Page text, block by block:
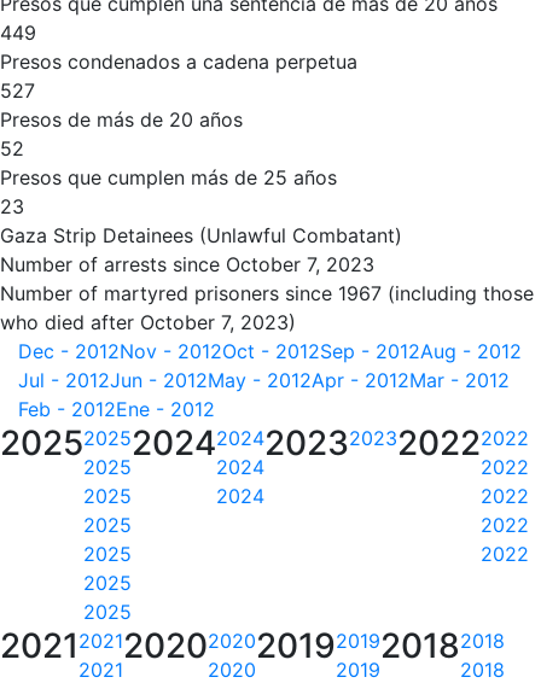
449
Presos condenados a cadena perpetua
527
Presos de más de 20 años
52
Presos que cumplen más de 25 años
23
Gaza Strip Detainees (Unlawful Combatant)
Number of arrests since October 7, 2023
Number of martyred prisoners since 1967 (including those
who died after October 7, 2023)
Dec - 2012Nov - 2012Oct - 2012Sep - 2012Aug - 2012
Jul - 2012Jun - 2012May - 2012Apr - 2012Mar - 2012
Feb - 2012Ene - 2012
20252025
2025
2025
2025
2025
2025
2025
20242024
2024
2024
2023202320222022
2022
2022
2022
2022
2021 2021
2021
20202020
2020
20192019
2019
20182018
2018